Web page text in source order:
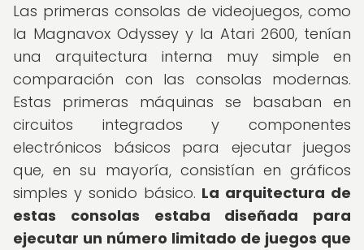
Las primeras consolas de videojuegos, como
la Magnavox Odyssey y la Atari 2600, tenían
una arquitectura interna muy simple en
comparación con las consolas modernas.
Estas primeras máquinas se basaban en
circuitos integrados y componentes
electrónicos básicos para ejecutar juegos
que, en su mayoría, consistían en gráficos
simples y sonido básico. La arquitectura de
estas consolas estaba diseñada para
ejecutar un número limitado de juegos que